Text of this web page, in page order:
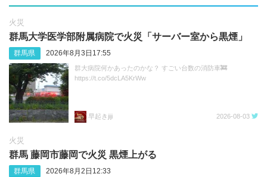
火災
群馬大学医学部附属病院で火災「サーバー室から黒煙」
群馬県 2026年8月3日17:55
群大病院何かあったのかな？ すごい台数の消防車🚒
https://t.co/5dcLA5KrWw
早起きjiji 2026-08-03
火災
群馬 藤岡市藤岡で火災 黒煙上がる
群馬県 2026年8月2日12:33